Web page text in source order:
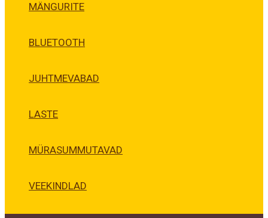
MÄNGURITE
BLUETOOTH
JUHTMEVABAD
LASTE
MÜRASUMMUTAVAD
VEEKINDLAD